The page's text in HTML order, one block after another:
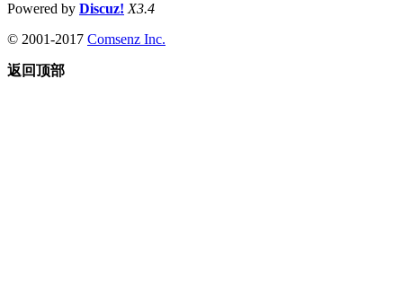
Powered by Discuz! X3.4
© 2001-2017 Comsenz Inc.
返回顶部